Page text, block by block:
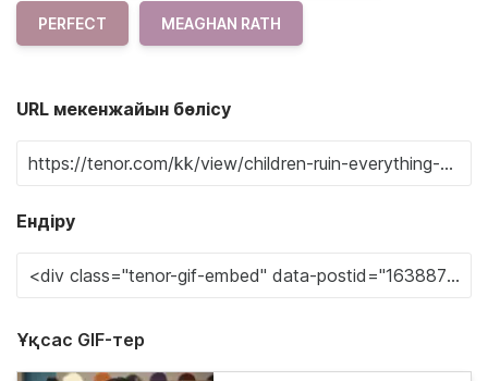
PERFECT MEAGHAN RATH
URL мекенжайын бөлісу
Ендіру
Ұқсас GIF-тер